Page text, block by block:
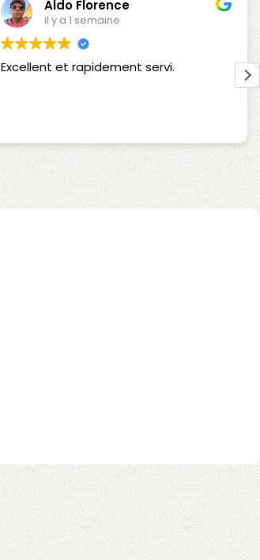
Aldo Florence
il y a 1 semaine
Excellent et rapidement servi.